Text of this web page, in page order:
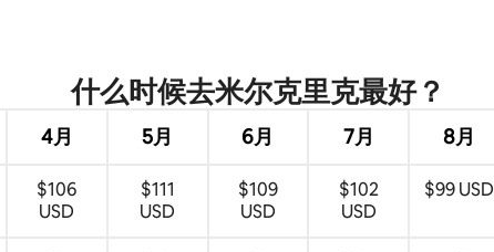
5 分），共 12 条评价
什么时候去米尔克里克最好？
4月 5月 6月 7月 8月
$106
USD
$111
USD
$109
USD
$102
USD
$99 USD